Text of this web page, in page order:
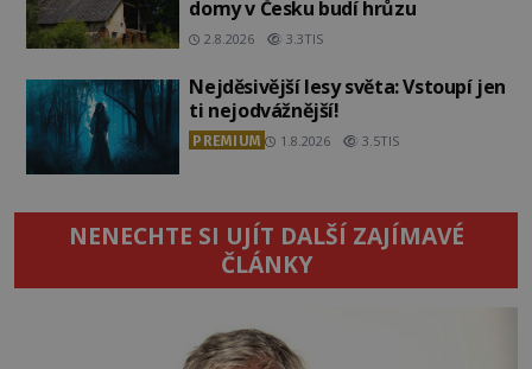
domy v Česku budí hrůzu
2.8.2026 3.3TIS
Nejděsivější lesy světa: Vstoupí jen
ti nejodvážnější!
PREMIUM 1.8.2026 3.5TIS
NENECHTE SI UJÍT DALŠÍ ZAJÍMAVÉ
ČLÁNKY